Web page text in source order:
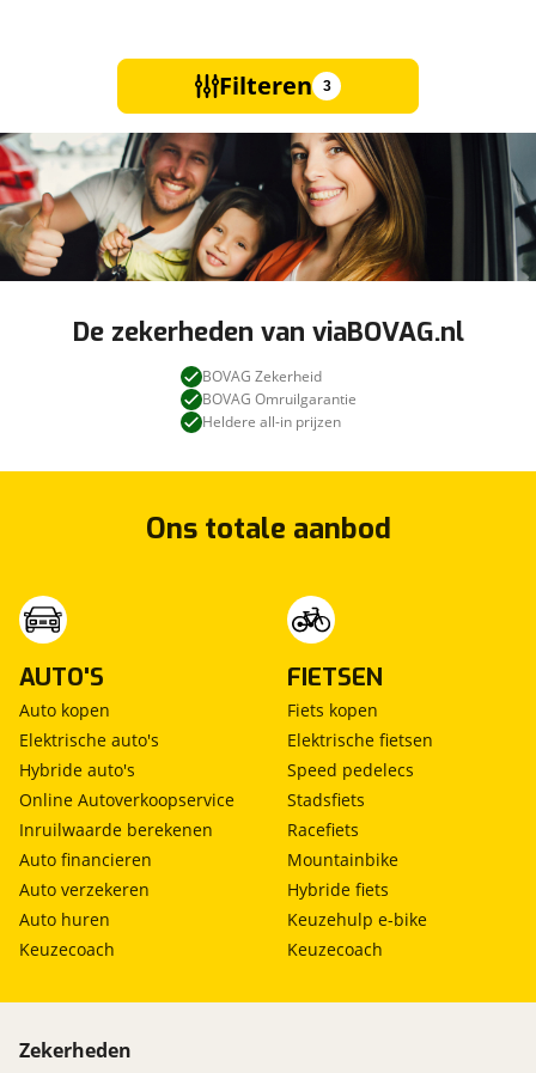
Filteren 3
De zekerheden van viaBOVAG.nl
BOVAG Zekerheid
BOVAG Omruilgarantie
Heldere all-in prijzen
Ons totale aanbod
AUTO'S
Auto kopen
Elektrische auto's
Hybride auto's
Online Autoverkoopservice
Inruilwaarde berekenen
Auto financieren
Auto verzekeren
Auto huren
Keuzecoach
FIETSEN
Fiets kopen
Elektrische fietsen
Speed pedelecs
Stadsfiets
Racefiets
Mountainbike
Hybride fiets
Keuzehulp e-bike
Keuzecoach
Zekerheden